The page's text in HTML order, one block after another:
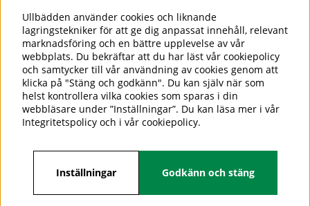
Ullbädden AB är ett företag som
importerar och säljer sängkläder i
cashmere-, camel-, alpacka- och
merinoull för en god och hälsosam
sömn.
Hos oss hittar du även överdrag till husbilsstolen,
stolsdynor, morgonrockar, tofflor, barnåkpåsar m.m. i
Följ oss på facebook.https://www.facebook.com/ullbadden
Ullbädden använder cookies och liknande
lagringstekniker för att ge dig anpassat innehåll, relevant
marknadsföring och en bättre upplevelse av vår
webbplats. Du bekräftar att du har läst vår cookiepolicy
och samtycker till vår användning av cookies genom att
klicka på "Stäng och godkänn". Du kan själv när som
helst kontrollera vilka cookies som sparas i din
webbläsare under ”Inställningar”. Du kan läsa mer i vår
Integritetspolicy och i vår cookiepolicy.
Inställningar Godkänn och stäng